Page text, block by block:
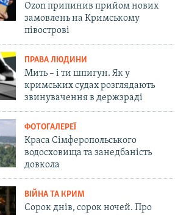
Ozon припинив прийом нових
замовлень на Кримському
півострові
ПРАВА ЛЮДИНИ
Мить – і ти шпигун. Як у
кримських судах розглядають
звинувачення в держзраді
ФОТОГАЛЕРЕЇ
Краса Сімферопольського
водосховища та занедбаність
довкола
ВІЙНА ТА КРИМ
Сорок днів, сорок ночей. Про